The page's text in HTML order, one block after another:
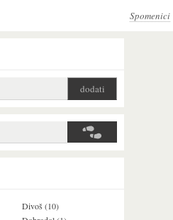
Spomenici
Divoš (10)